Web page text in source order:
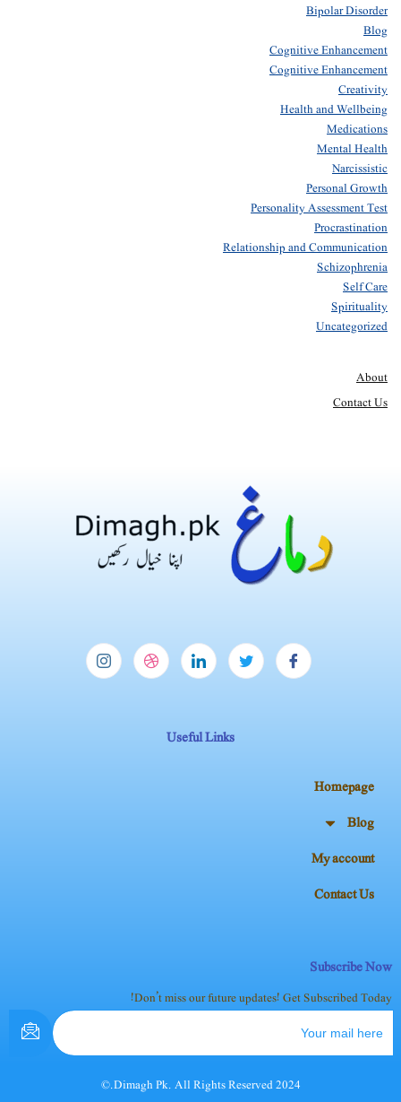
Bipolar Disorder
Blog
Cognitive Enhancement
Cognitive Enhancement
Creativity
Health and Wellbeing
Medications
Mental Health
Narcissistic
Personal Growth
Personality Assessment Test
Procrastination
Relationship and Communication
Schizophrenia
Self Care
Spirituality
Uncategorized
About
Contact Us
Useful Links
Homepage
Blog
My account
Contact Us
Subscribe Now
Don’t miss our future updates! Get Subscribed Today!
2024 Dimagh Pk. All Rights Reserved.©